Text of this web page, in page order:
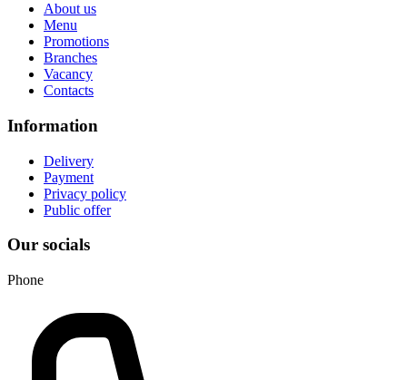
About us
Menu
Promotions
Branches
Vacancy
Contacts
Information
Delivery
Payment
Privacy policy
Public offer
Our socials
Phone